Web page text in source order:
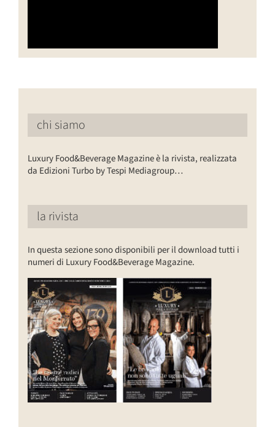
chi siamo
Luxury Food&Beverage Magazine è la rivista, realizzata
da Edizioni Turbo by Tespi Mediagroup…
la rivista
In questa sezione sono disponibili per il download tutti i
numeri di Luxury Food&Beverage Magazine.